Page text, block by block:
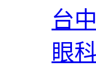
台
眼